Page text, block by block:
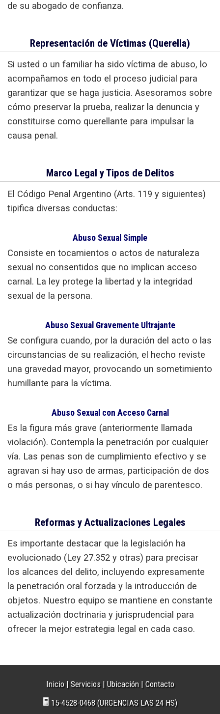
de su abogado de confianza.
Representación de Víctimas (Querella)
Si usted o un familiar ha sido víctima de abuso, lo
acompañamos en todo el proceso judicial para
garantizar que se haga justicia. Asesoramos sobre
cómo preservar la prueba, realizar la denuncia y
constituirse como querellante para impulsar la
causa penal.
Marco Legal y Tipos de Delitos
El Código Penal Argentino (Arts. 119 y siguientes)
tipifica diversas conductas:
Abuso Sexual Simple
Consiste en tocamientos o actos de naturaleza
sexual no consentidos que no implican acceso
carnal. La ley protege la libertad y la integridad
sexual de la persona.
Abuso Sexual Gravemente Ultrajante
Se configura cuando, por la duración del acto o las
circunstancias de su realización, el hecho reviste
una gravedad mayor, provocando un sometimiento
humillante para la víctima.
Abuso Sexual con Acceso Carnal
Es la figura más grave (anteriormente llamada
violación). Contempla la penetración por cualquier
vía. Las penas son de cumplimiento efectivo y se
agravan si hay uso de armas, participación de dos
o más personas, o si hay vínculo de parentesco.
Reformas y Actualizaciones Legales
Es importante destacar que la legislación ha
evolucionado (Ley 27.352 y otras) para precisar
los alcances del delito, incluyendo expresamente
la penetración oral forzada y la introducción de
objetos. Nuestro equipo se mantiene en constante
actualización doctrinaria y jurisprudencial para
ofrecer la mejor estrategia legal en cada caso.
Inicio| Servicios| Ubicación| Contacto
15-4528-0468 (URGENCIAS LAS 24 HS)